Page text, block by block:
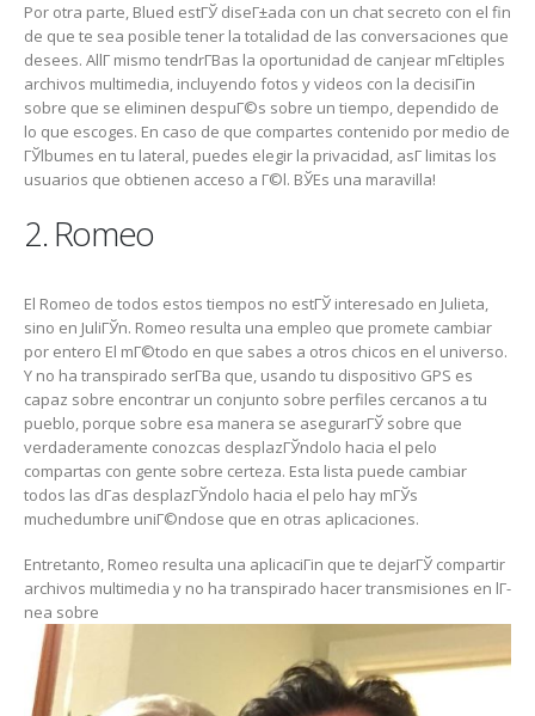
Por otra parte, Blued estГЎ diseГ±ada con un chat secreto con el fin
de que te sea posible tener la totalidad de las conversaciones que
desees. AllГ­ mismo tendrГ­В­as la oportunidad de canjear mГєltiples
archivos multimedia, incluyendo fotos y videos con la decisiГіn
sobre que se eliminen despuГ©s sobre un tiempo, dependido de
lo que escoges. En caso de que compartes contenido por medio de
ГЎlbumes en tu lateral, puedes elegir la privacidad, asГ­ limitas los
usuarios que obtienen acceso a Г©l. ВЎEs una maravilla!
2. Romeo
El Romeo de todos estos tiempos no estГЎ interesado en Julieta,
sino en JuliГЎn. Romeo resulta una empleo que promete cambiar
por entero El mГ©todo en que sabes a otros chicos en el universo.
Y no ha transpirado serГ­В­a que, usando tu dispositivo GPS es
capaz sobre encontrar un conjunto sobre perfiles cercanos a tu
pueblo, porque sobre esa manera se asegurarГЎ sobre que
verdaderamente conozcas desplazГЎndolo hacia el pelo
compartas con gente sobre certeza. Esta lista puede cambiar
todos las dГ­as desplazГЎndolo hacia el pelo hay mГЎs
muchedumbre uniГ©ndose que en otras aplicaciones.
Entretanto, Romeo resulta una aplicaciГіn que te dejarГЎ compartir
archivos multimedia y no ha transpirado hacer transmisiones en lГ­
nea sobre